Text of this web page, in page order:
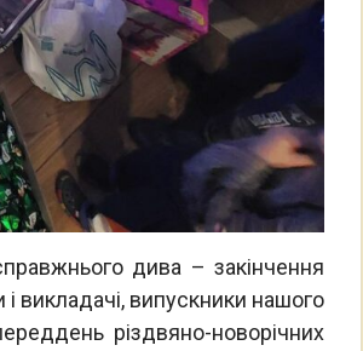
дива – закінчення
викладачі, випускники нашого
різдвяно-новорічних